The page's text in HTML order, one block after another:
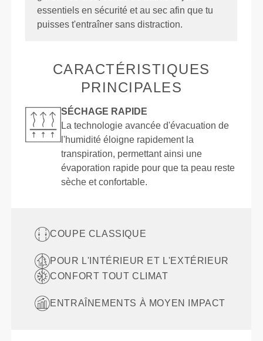
essentiels en sécurité et au sec afin que tu
puisses t'entraîner sans distraction.
CARACTÉRISTIQUES
PRINCIPALES
SÉCHAGE RAPIDE
La technologie avancée d'évacuation de
l'humidité éloigne rapidement la
transpiration, permettant ainsi une
évaporation rapide pour que ta peau reste
sèche et confortable.
COUPE CLASSIQUE
POUR L'INTÉRIEUR ET L'EXTÉRIEUR
CONFORT TOUT CLIMAT
ENTRAÎNEMENTS À MOYEN IMPACT